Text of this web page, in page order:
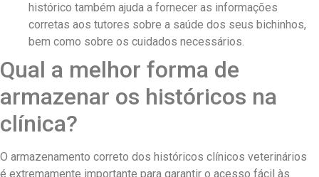
histórico também ajuda a fornecer as informações
corretas aos tutores sobre a saúde dos seus bichinhos,
bem como sobre os cuidados necessários.
Qual a melhor forma de
armazenar os históricos na
clínica?
O armazenamento correto dos históricos clínicos veterinários
é extremamente importante para garantir o acesso fácil às